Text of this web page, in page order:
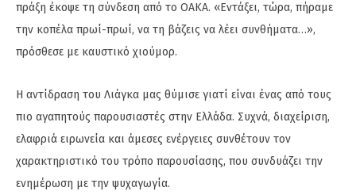
πράξη έκοψε τη σύνδεση από το ΟΑΚΑ. «Εντάξει, τώρα, πήραμε
την κοπέλα πρωί-πρωί, να τη βάζεις να λέει συνθήματα…»,
πρόσθεσε με καυστικό χιούμορ.
Η αντίδραση του Λιάγκα μας θύμισε γιατί είναι ένας από τους
πιο αγαπητούς παρουσιαστές στην Ελλάδα. Συχνά, διαχείριση,
ελαφριά ειρωνεία και άμεσες ενέργειες συνθέτουν τον
χαρακτηριστικό του τρόπο παρουσίασης, που συνδυάζει την
ενημέρωση με την ψυχαγωγία.